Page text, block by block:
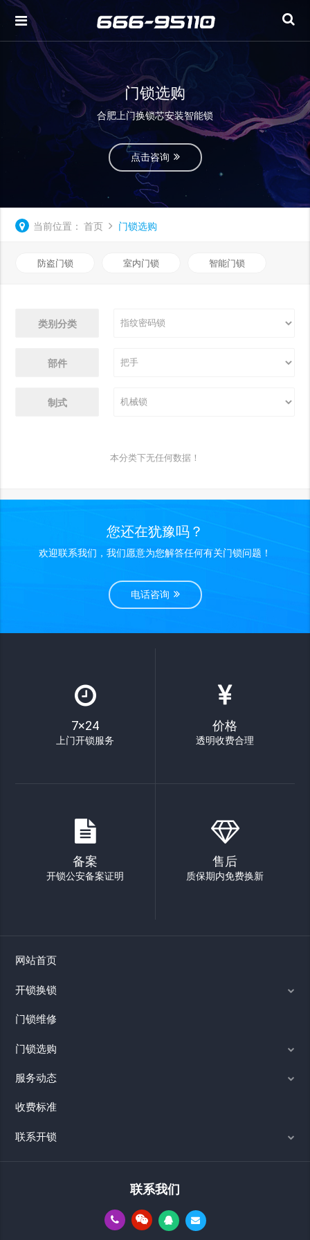
门锁选购
合肥上门换锁芯安装智能锁
点击咨询
当前位置： 首页 门锁选购
防盗门锁 室内门锁 智能门锁
类别分类
部件
制式
本分类下无任何数据！
您还在犹豫吗？
欢迎联系我们，我们愿意为您解答任何有关门锁问题！
电话咨询
7×24
上门开锁服务
价格
透明收费合理
备案
开锁公安备案证明
售后
质保期内免费换新
网站首页
开锁换锁
门锁维修
门锁选购
服务动态
收费标准
联系开锁
联系我们